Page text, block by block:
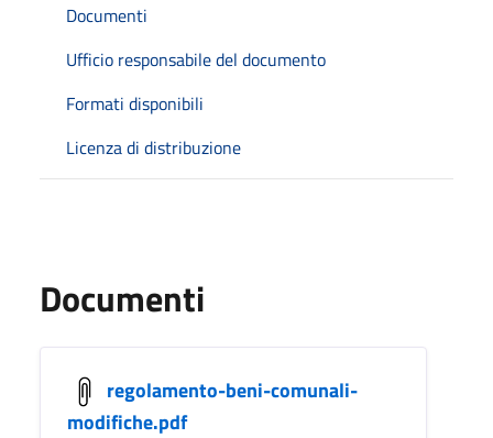
Documenti
Ufficio responsabile del documento
Formati disponibili
Licenza di distribuzione
Documenti
regolamento-beni-comunali-
modifiche.pdf